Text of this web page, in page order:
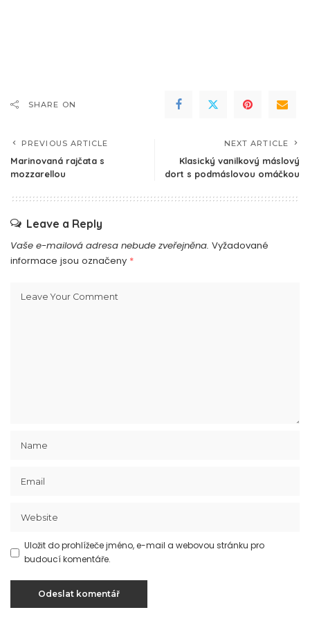
SHARE ON
PREVIOUS ARTICLE
Marinovaná rajčata s
mozzarellou
NEXT ARTICLE
Klasický vanilkový máslový
dort s podmáslovou omáčkou
Leave a Reply
Vaše e-mailová adresa nebude zveřejněna. Vyžadované
informace jsou označeny *
Uložit do prohlížeče jméno, e-mail a webovou stránku pro
budoucí komentáře.